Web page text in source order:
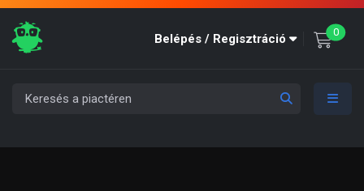
Belépés / Regisztráció 0